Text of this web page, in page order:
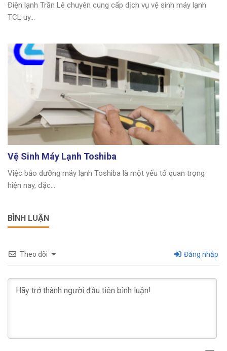
Điện lạnh Trần Lê chuyên cung cấp dịch vụ vệ sinh máy lạnh
TCL uy...
Vệ Sinh Máy Lạnh Toshiba
Việc bảo dưỡng máy lạnh Toshiba là một yếu tố quan trọng
hiện nay, đặc...
BÌNH LUẬN
Theo dõi Đăng nhập